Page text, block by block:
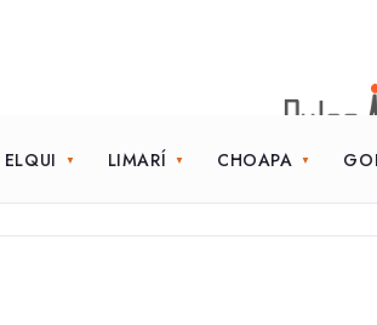
ELQUI LIMARÍ CHOAPA